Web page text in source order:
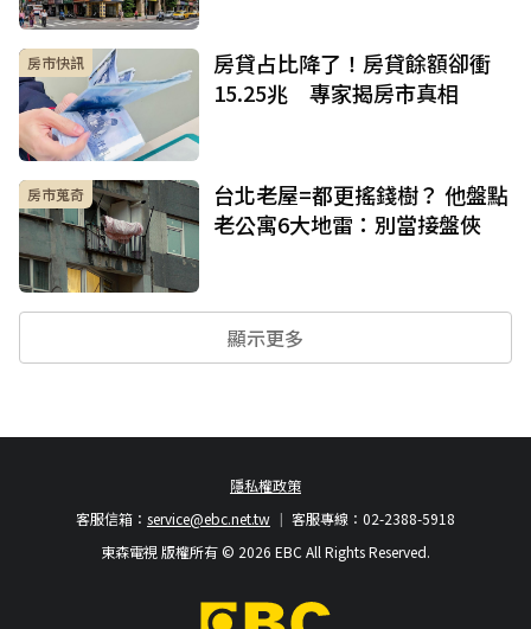
房市快訊
房貸占比降了！房貸餘額卻衝
15.25兆 專家揭房市真相
房市蒐奇
台北老屋=都更搖錢樹？ 他盤點
老公寓6大地雷：別當接盤俠
顯示更多
隱私權政策
客服專線：02-2388-5918
客服信箱： service@ebc.net.tw
東森電視 版權所有 © 2026 EBC All Rights Reserved.